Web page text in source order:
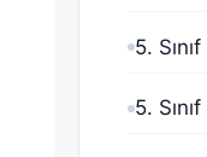
5.
5.